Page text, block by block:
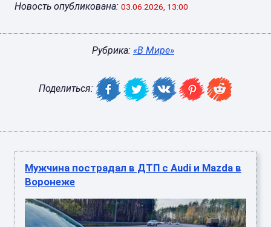
Новость опубликована: 03.06.2026, 13:00
Рубрика: «В Мире»
Поделиться:
Мужчина пострадал в ДТП с Audi и Mazda в
Воронеже